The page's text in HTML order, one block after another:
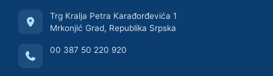
Trg Kralja Petra Karađorđevića 1
Mrkonjić Grad, Republika Srpska
00 387 50 220 920